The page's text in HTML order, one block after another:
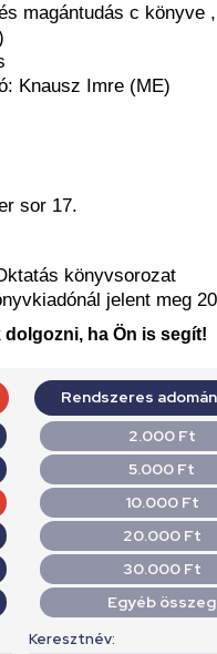
magántudás c könyve ,
Knausz Imre (ME)
sor 17.
könyvsorozat
jelent meg
ha Ön is segít!